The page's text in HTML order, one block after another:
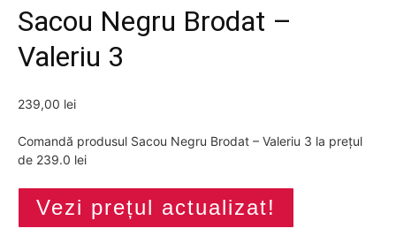
Sacou Negru Brodat –
Valeriu 3
239,00 lei
Comandă produsul Sacou Negru Brodat – Valeriu 3 la prețul
de 239.0 lei
Vezi prețul actualizat!